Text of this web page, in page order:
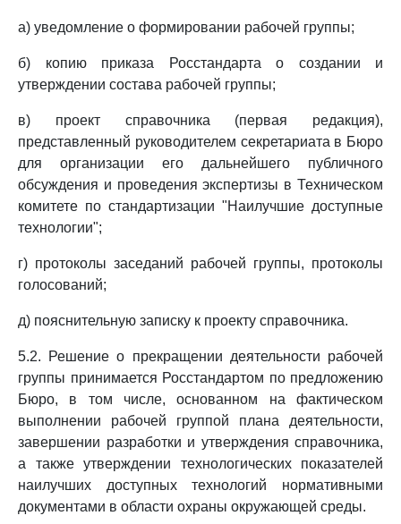
а) уведомление о формировании рабочей группы;
б) копию приказа Росстандарта о создании и
утверждении состава рабочей группы;
в) проект справочника (первая редакция),
представленный руководителем секретариата в Бюро
для организации его дальнейшего публичного
обсуждения и проведения экспертизы в Техническом
комитете по стандартизации "Наилучшие доступные
технологии";
г) протоколы заседаний рабочей группы, протоколы
голосований;
д) пояснительную записку к проекту справочника.
5.2. Решение о прекращении деятельности рабочей
группы принимается Росстандартом по предложению
Бюро, в том числе, основанном на фактическом
выполнении рабочей группой плана деятельности,
завершении разработки и утверждения справочника,
а также утверждении технологических показателей
наилучших доступных технологий нормативными
документами в области охраны окружающей среды.